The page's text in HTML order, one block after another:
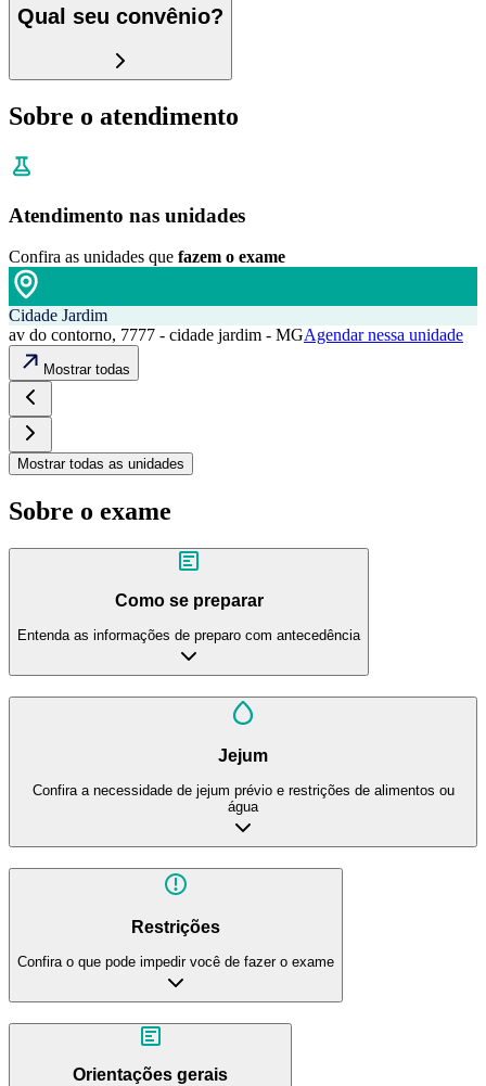
Qual seu convênio?
Sobre o atendimento
Atendimento nas unidades
Confira as unidades que fazem o exame
Cidade Jardim
av do contorno, 7777 - cidade jardim - MGAgendar nessa unidade
Mostrar todas
Mostrar todas as unidades
Sobre o exame
Como se preparar
Entenda as informações de preparo com antecedência
Jejum
Confira a necessidade de jejum prévio e restrições de alimentos ou
água
Restrições
Confira o que pode impedir você de fazer o exame
Orientações gerais